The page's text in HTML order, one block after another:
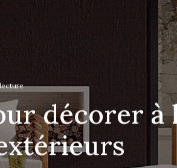
décorer à